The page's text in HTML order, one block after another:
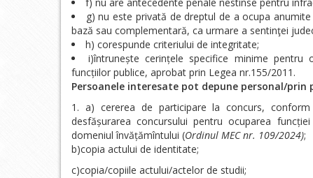
g) nu este privată de dreptul de a ocupa
bază sau complementară, ca urmare a sentinţei
h) corespunde criteriului de integritate;
i)întrunește cerințele specifice minime pentru
funcțiilor publice, aprobat prin Legea nr.155/2011.
Persoanele interesate pot depune personal/prin
a) cererea de participare la concurs,
desfășurarea concursului pentru ocuparea
domeniul învățămîntului (Ordinul MEC nr. 109/2024);
b)copia actului de identitate;
c)copia/copiile actului/actelor de studii;